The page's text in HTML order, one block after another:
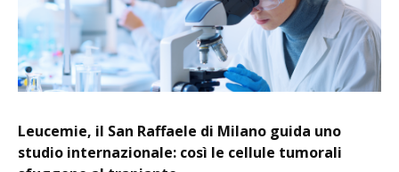
Leucemie, il San Raffaele di Milano guida uno
studio internazionale: così le cellule tumorali